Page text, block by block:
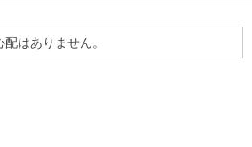
はありません。